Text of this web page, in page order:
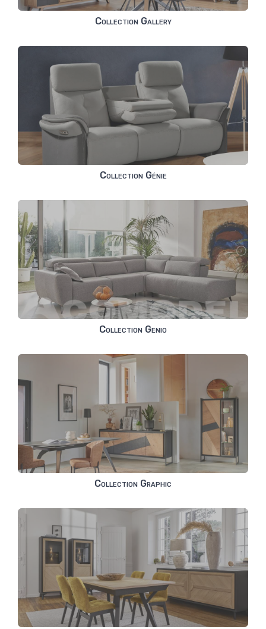
Collection Gallery
Collection Génie
Collection Genio
Collection Graphic